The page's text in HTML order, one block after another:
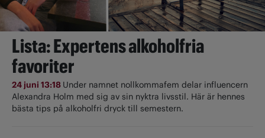
Lista: Expertens alkoholfria
favoriter
24 juni 13:18 Under namnet nollkommafem delar influencern
Alexandra Holm med sig av sin nyktra livsstil. Här är hennes
bästa tips på alkoholfri dryck till semestern.